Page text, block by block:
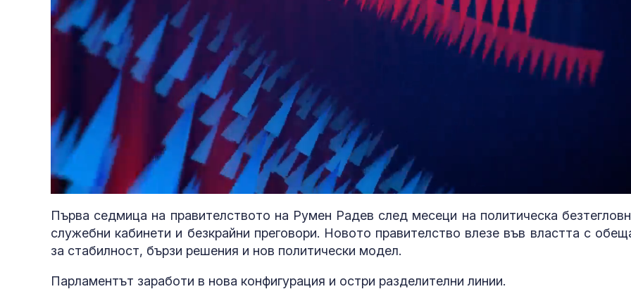
Unmute Loaded
4.51%
Първа седмица на правителството на Румен Радев след месеци на политическа
служебни кабинети и безкрайни преговори. Новото правителство влезе във властта с
за стабилност, бързи решения и нов политически модел.
Парламентът заработи в нова конфигурация и остри разделителни линии.